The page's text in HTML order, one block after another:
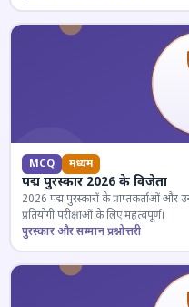
MCQ मध्यम
पद्म पुरस्कार 2026 के विजेता
2026 पद्म पुरस्कारों के प्राप्तकर्ताओं और
प्रतियोगी परीक्षाओं के लिए महत्वपूर्ण।
पुरस्कार और सम्मान प्रश्नोत्तरी